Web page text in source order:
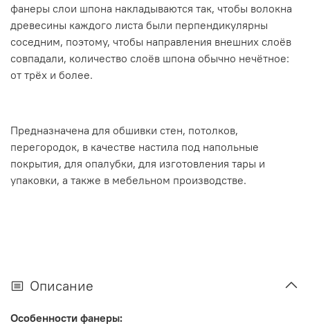
фанеры слои шпона накладываются так, чтобы волокна
древесины каждого листа были перпендикулярны
соседним, поэтому, чтобы направления внешних слоёв
совпадали, количество слоёв шпона обычно нечётное:
от трёх и более.
Предназначена для обшивки стен, потолков,
перегородок, в качестве настила под напольные
покрытия, для опалубки, для изготовления тары и
упаковки, а также в мебельном производстве.
Описание
Особенности фанеры: